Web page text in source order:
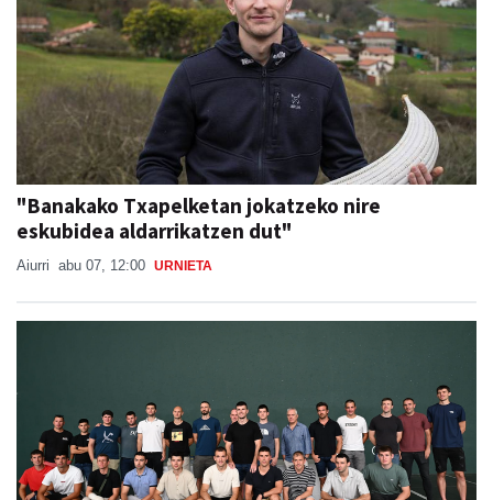
"Banakako Txapelketan jokatzeko nire
eskubidea aldarrikatzen dut"
Aiurri abu 07, 12:00 URNIETA